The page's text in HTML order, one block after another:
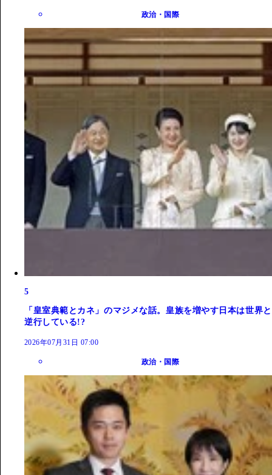
政治・国際
5
「皇室典範とカネ」のマジメな話。皇族を増やす日本は世界と
逆行している!?
2026年07月31日 07:00
政治・国際